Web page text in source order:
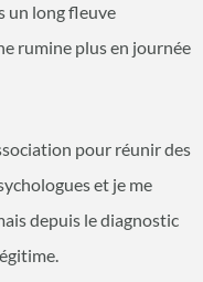
un long fleuve
rumine plus en journée
pour réunir des
et je me
depuis le diagnostic